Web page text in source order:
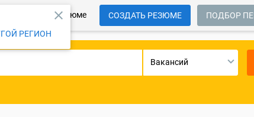
СОЗДАТЬ РЕЗЮМЕ ПОДБОР
ждут Ваше резюме
close
РЕГИОН
Вакансий